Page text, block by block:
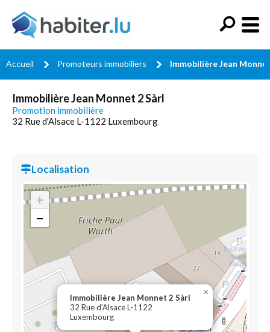
Accueil Promoteurs immobiliers Immobilière Jean
Immobilière Jean Monnet 2 Sàrl
Promotion immobilière
32 Rue d'Alsace L-1122 Luxembourg
Localisation
Immobilière Jean Monnet 2 Sàrl
32 Rue d'Alsace L-1122
Luxembourg
×
+
−